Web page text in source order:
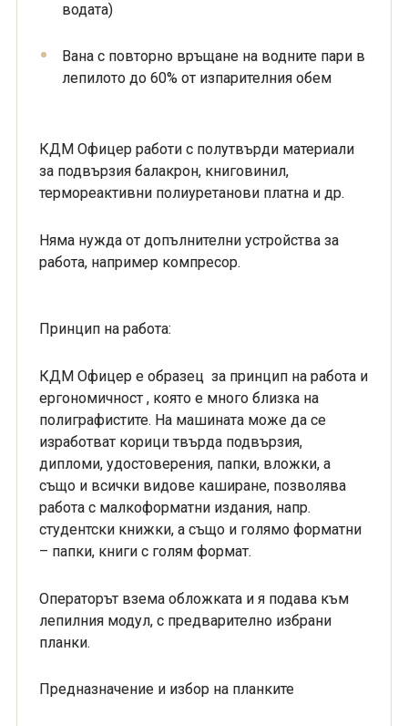
водата)
Вана с повторно връщане на водните пари в
лепилото до 60% от изпарителния обем
КДМ Офицер работи с полутвърди материали
за подвързия балакрон, книговинил,
термореактивни полиуретанови платна и др.
Няма нужда от допълнителни устройства за
работа, напримeр компресор.
Принцип на работа:
КДМ Офицер е образец за принцип на работа и
ергономичност , която е много близка на
полиграфистите. На машината може да се
изработват корици твърда подвързия,
дипломи, удостоверения, папки, вложки, а
също и всички видове каширане, позволява
работа с малкоформатни издания, напр.
студентски книжки, а също и голямо форматни
– папки, книги с голям формат.
Операторът взема обложката и я подава към
лепилния модул, с предварително избрани
планки.
Предназначение и избор на планките